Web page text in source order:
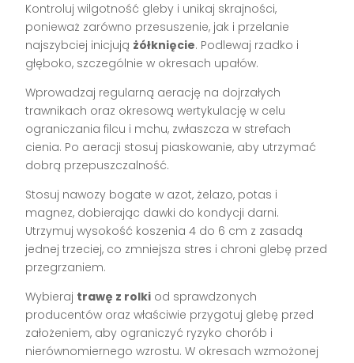
Kontroluj wilgotność gleby i unikaj skrajności,
ponieważ zarówno przesuszenie, jak i przelanie
najszybciej inicjują żółknięcie. Podlewaj rzadko i
głęboko, szczególnie w okresach upałów.
Wprowadzaj regularną aerację na dojrzałych
trawnikach oraz okresową wertykulację w celu
ograniczania filcu i mchu, zwłaszcza w strefach
cienia. Po aeracji stosuj piaskowanie, aby utrzymać
dobrą przepuszczalność.
Stosuj nawozy bogate w azot, żelazo, potas i
magnez, dobierając dawki do kondycji darni.
Utrzymuj wysokość koszenia 4 do 6 cm z zasadą
jednej trzeciej, co zmniejsza stres i chroni glebę przed
przegrzaniem.
Wybieraj trawę z rolki od sprawdzonych
producentów oraz właściwie przygotuj glebę przed
założeniem, aby ograniczyć ryzyko chorób i
nierównomiernego wzrostu. W okresach wzmożonej